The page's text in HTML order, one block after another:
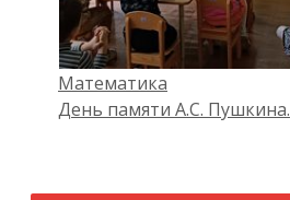
Математика
День памяти А.С. Пушкина.